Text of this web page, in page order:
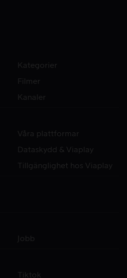
Kategorier
Filmer
Kanaler
Våra plattformar
Dataskydd & Viaplay
Tillgänglighet hos Viaplay
Jobb
Tiktok